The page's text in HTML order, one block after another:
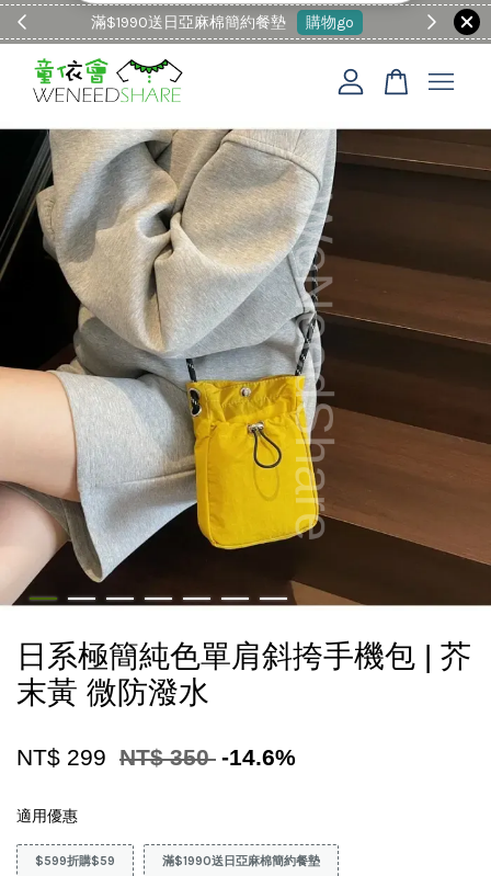
滿$1990送日亞麻棉簡約餐墊 購物go 童裝
日系極簡純色單肩斜挎手機包 | 芥
末黃 微防潑水
NT$ 299 NT$ 350 -14.6%
適用優惠
$599折購$59 滿$1990送日亞麻棉簡約餐墊
您的購物車目前還是空的。
繼續購物